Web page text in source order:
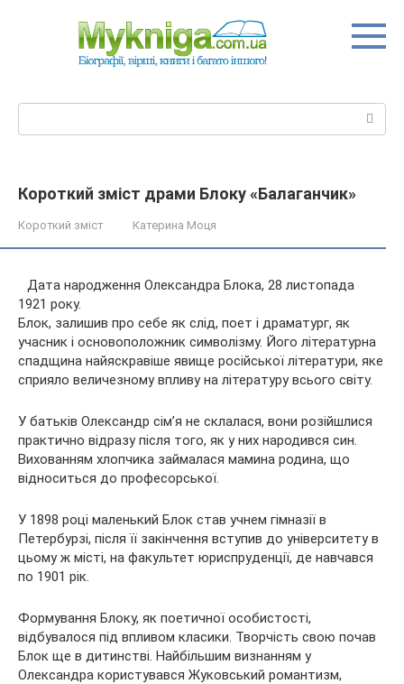
Короткий зміст драми Блоку «Балаганчик»
Короткий зміст Катерина Моця
Дата народження Олександра Блока, 28 листопада
1921 року.
Блок, залишив про себе як слід, поет і драматург, як
учасник і основоположник символізму. Його літературна
спадщина найяскравіше явище російської літератури, яке
сприяло величезному впливу на літературу всього світу.
У батьків Олександр сім’я не склалася, вони розійшлися
практично відразу після того, як у них народився син.
Вихованням хлопчика займалася мамина родина, що
відноситься до професорської.
У 1898 році маленький Блок став учнем гімназії в
Петербурзі, після її закінчення вступив до університету в
цьому ж місті, на факультет юриспруденції, де навчався
по 1901 рік.
Формування Блоку, як поетичної особистості,
відбувалося під впливом класики. Творчість свою почав
Блок ще в дитинстві. Найбільшим визнанням у
Олександра користувався Жуковський романтизм,